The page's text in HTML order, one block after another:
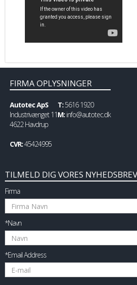
FIRMA OPLYSNINGER
Autotec ApS
Industrivænget 11
4622 Havdrup
CVR:45424995
T:5616 1920
M: info@autotec.dk
TILMELD DIG VORES NYHEDSBREV
Firma
*Navn
*Email Address